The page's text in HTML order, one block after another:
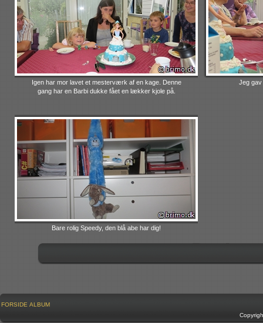
Igen har mor lavet et mesterværk af en kage. Denne
gang har en Barbi dukke fået en lækker kjole på.
Jeg gav
Bare rolig Speedy, den blå abe har dig!
FORSIDE ALBUM